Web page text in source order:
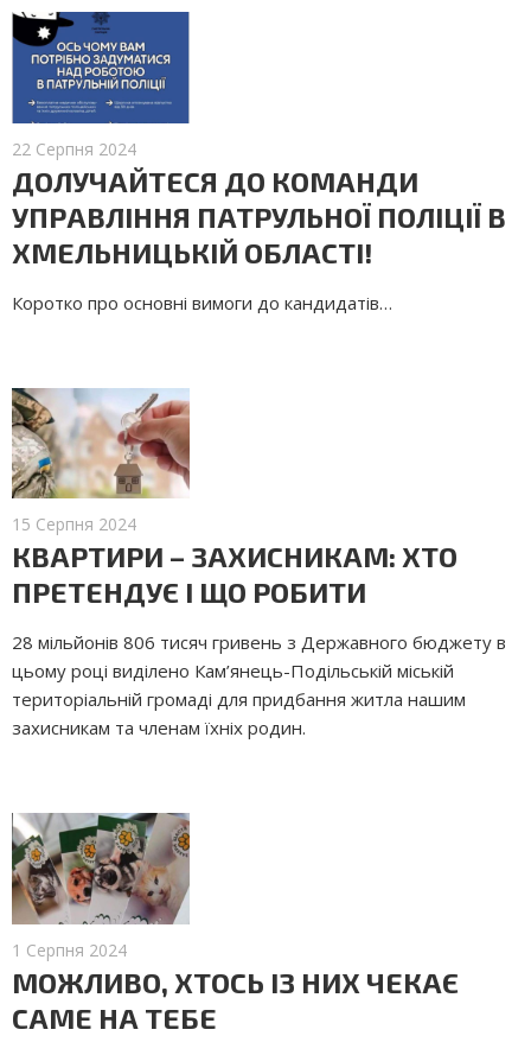
22 Серпня 2024
ДОЛУЧАЙТЕСЯ ДО КОМАНДИ
УПРАВЛІННЯ ПАТРУЛЬНОЇ ПОЛІЦІЇ В
ХМЕЛЬНИЦЬКІЙ ОБЛАСТІ!
Коротко про основні вимоги до кандидатів…
15 Серпня 2024
КВАРТИРИ – ЗАХИСНИКАМ: ХТО
ПРЕТЕНДУЄ І ЩО РОБИТИ
28 мільйонів 806 тисяч гривень з Державного бюджету в
цьому році виділено Кам’янець-Поділь­ській міській
територіальній громаді для придбання житла нашим
захисникам та членам їхніх родин.
1 Серпня 2024
МОЖЛИВО, ХТОСЬ ІЗ НИХ ЧЕКАЄ
САМЕ НА ТЕБЕ